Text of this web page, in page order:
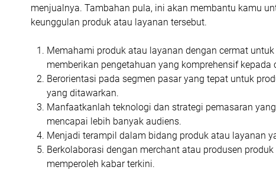
menjualnya. Tambahan pula, ini akan membantu kamu
keunggulan produk atau layanan tersebut.
Memahami produk atau layanan dengan cermat
memberikan pengetahuan yang komprehensif kepada
Berorientasi pada segmen pasar yang tepat untuk
yang ditawarkan.
Manfaatkanlah teknologi dan strategi pemasaran
mencapai lebih banyak audiens.
Menjadi terampil dalam bidang produk atau layanan
Berkolaborasi dengan merchant atau produsen
memperoleh kabar terkini.